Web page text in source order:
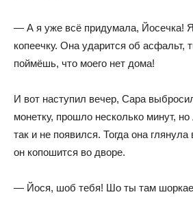
— А я уже всё придумала, Йосечка!
копеечку. Она ударится об
поймёшь, что моего нет дома!
И вот наступил вечер, Сара
монетку, прошло несколько минут,
так и не появился. Тогда она
он копошится во дворе.
— Йося, шоб тебя! Шо ты там